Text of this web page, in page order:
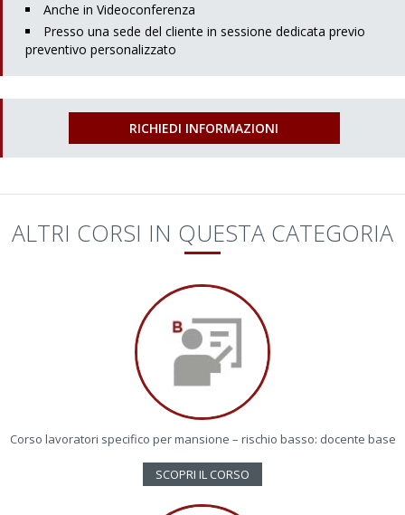
Anche in Videoconferenza
Presso una sede del cliente in sessione dedicata previo
preventivo personalizzato
RICHIEDI INFORMAZIONI
ALTRI CORSI IN QUESTA CATEGORIA
Corso lavoratori specifico per mansione – rischio basso: docente base
SCOPRI IL CORSO